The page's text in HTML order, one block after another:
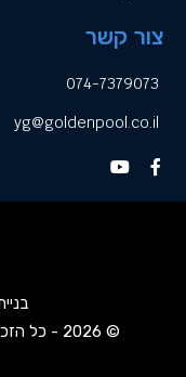
צור קשר
074-7379073
yg@goldenpool.co.il